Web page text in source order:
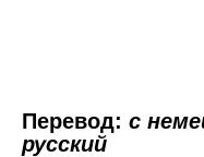
Перевод: с
русский